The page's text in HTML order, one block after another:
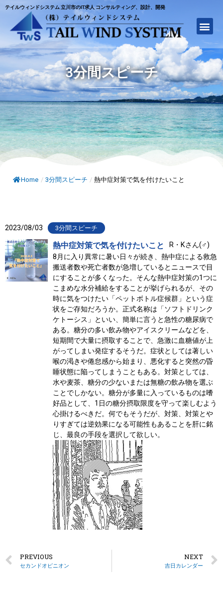
テイルウィンドシステム 立川市のIT求人 コンサルティング、設計、開発
3分間スピーチ
Home / 3分間スピーチ / 熱中症対策で気を付けたいこと
2023/08/03 3分間スピーチ
熱中症対策で気を付けたいこと
R・Kさん(♂)
8月に入り異常に暑い日々が続き、熱中症による救急
搬送者数や死亡者数が急増しているとニュースで目
にすることが多くなった。そんな熱中症対策の1つに
こまめな水分補給をすることが挙げられるが、その
時に気をつけたい「ペットボトル症候群」という症
状をご存知だろうか。正式名称は「ソフトドリンク
ケトーシス」といい、簡単に言うと急性の糖尿病で
ある。糖分の多い飲み物やアイスクリームなどを、
短期間で大量に摂取することで、急激に血糖値が上
がってしまい発症するそうだ。症状としては著しい
喉の渇きや倦怠感から始まり、悪化すると突然の昏
睡状態に陥ってしまうこともある。対策としては、
水や麦茶、糖分の少ないまたは無糖の飲み物を選ぶ
ことでしかない。糖分が多量に入っているものは嗜
好品として、1日の糖分摂取限度を守って楽しむよう
心掛けるべきだ。何でもそうだが、対策、対策とや
りすぎては逆効果になる可能性もあることを肝に銘
じ、最良の手段を選択して欲しい。
PREVIOUS
セカンドオピニオン
NEXT
吉日カレンダー